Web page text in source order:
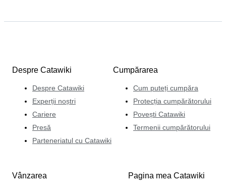
Despre Catawiki
Despre Catawiki
Experții noștri
Cariere
Presă
Parteneriatul cu Catawiki
Cumpărarea
Cum puteți cumpăra
Protecția cumpărătorului
Povești Catawiki
Termenii cumpărătorului
Vânzarea Pagina mea Catawiki